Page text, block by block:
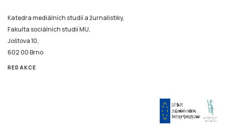
Katedra mediálních studií a žurnalistiky,
Fakulta sociálních studií MU,
Joštova 10,
602 00 Brno
REDAKCE